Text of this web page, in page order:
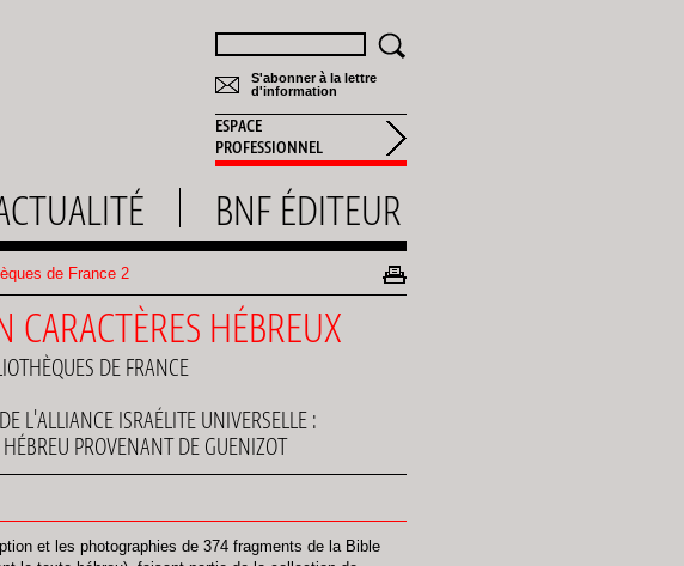
S'abonner à la lettre
d'information
ESPACE
PROFESSIONNEL
BNF ÉDITEUR
de France 2
CARACTÈRES HÉBREUX
DE FRANCE
L'ALLIANCE ISRAÉLITE UNIVERSELLE :
PROVENANT DE GUENIZOT
et les photographies de 374 fragments de la Bible